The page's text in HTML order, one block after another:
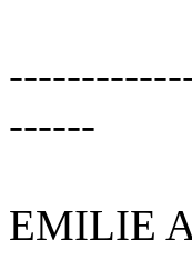
------
EMILIE